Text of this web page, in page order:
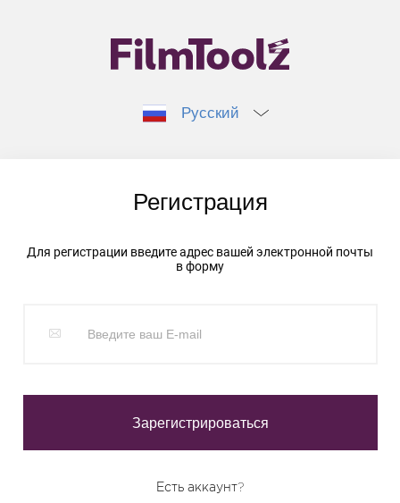
Русский
Регистрация
Для регистрации введите адрес вашей электронной почты
в форму
Есть аккаунт?